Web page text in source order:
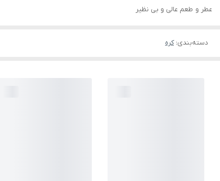
عطر و طعم عالی و بی نظیر
دسته‌بندی:کره